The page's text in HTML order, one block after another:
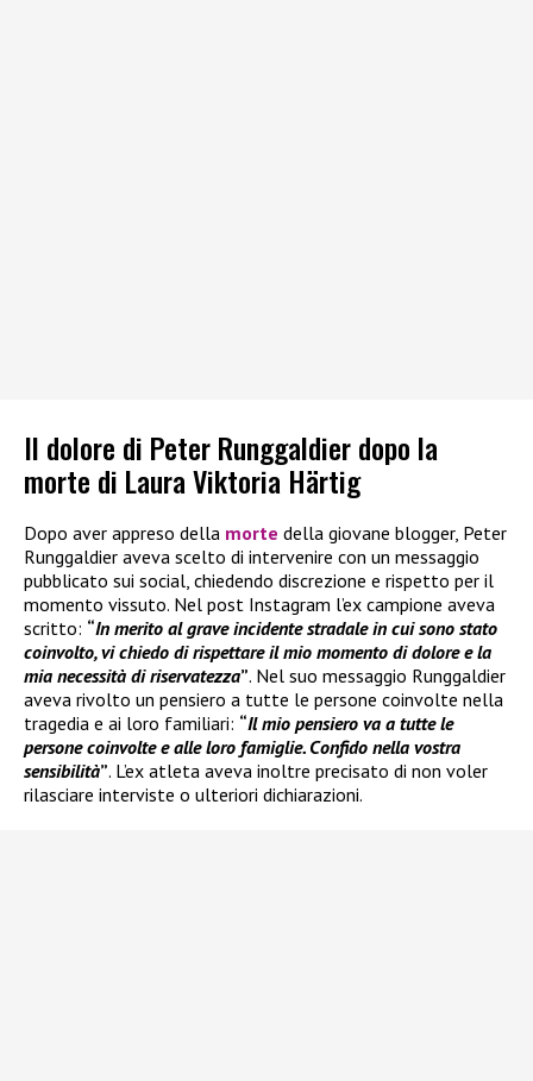
Il dolore di Peter Runggaldier dopo la
morte di Laura Viktoria Härtig
Dopo aver appreso della morte della giovane blogger, Peter
Runggaldier aveva scelto di intervenire con un messaggio
pubblicato sui social, chiedendo discrezione e rispetto per il
momento vissuto. Nel post Instagram l’ex campione aveva
scritto: “In merito al grave incidente stradale in cui sono stato
coinvolto, vi chiedo di rispettare il mio momento di dolore e la
mia necessità di riservatezza”. Nel suo messaggio Runggaldier
aveva rivolto un pensiero a tutte le persone coinvolte nella
tragedia e ai loro familiari: “Il mio pensiero va a tutte le
persone coinvolte e alle loro famiglie. Confido nella vostra
sensibilità”. L’ex atleta aveva inoltre precisato di non voler
rilasciare interviste o ulteriori dichiarazioni.